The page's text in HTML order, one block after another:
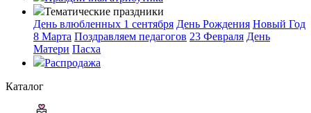
Тематические праздники
День влюбленных 1 сентября День Рождения Новый Год
8 Марта Поздравляем педагогов 23 Февраля День
Матери Пасха
Распродажа
Каталог